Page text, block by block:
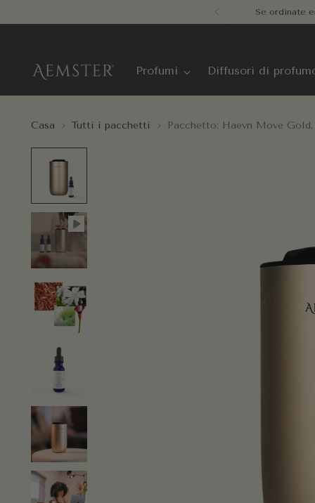
Profumi Diffusori di
Casa Tutti i pacchetti Pacchetto: Haevn Move